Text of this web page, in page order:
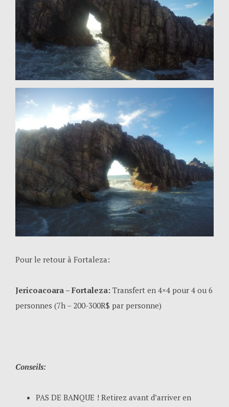
Pour le retour à Fortaleza:
Jericoacoara – Fortaleza:Transfert en 4×4 pour 4 ou 6
personnes (7h – 200-300R$ par personne)
Conseils:
PAS DE BANQUE ! Retirez avant d’arriver en